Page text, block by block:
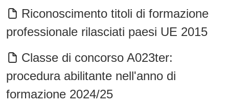
Riconoscimento titoli di formazione
professionale rilasciati paesi UE 2015
Classe di concorso A023ter:
procedura abilitante nell'anno di
formazione 2024/25